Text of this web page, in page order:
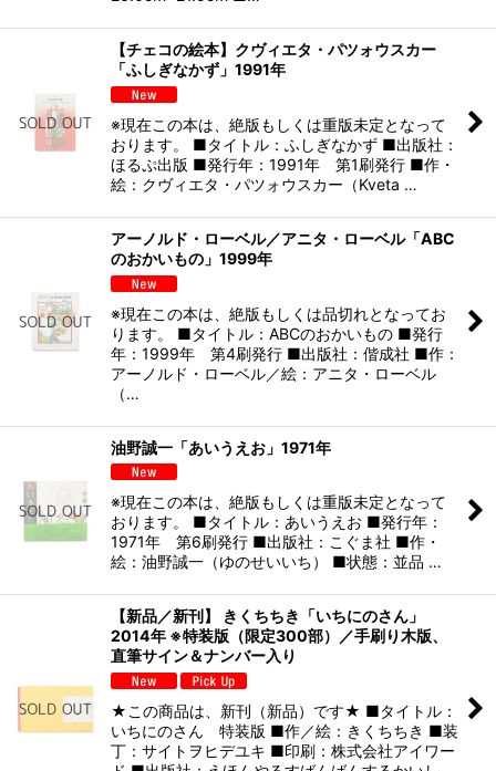
【チェコの絵本】クヴィエタ・パツォウスカー
「ふしぎなかず」1991年
※現在この本は、絶版もしくは重版未定となって
おります。 ■タイトル：ふしぎなかず ■出版社：
ほるぷ出版 ■発行年：1991年 第1刷発行 ■作・
絵：クヴィエタ・パツォウスカー（Kveta …
アーノルド・ローベル／アニタ・ローベル「ABC
のおかいもの」1999年
※現在この本は、絶版もしくは品切れとなってお
ります。 ■タイトル：ABCのおかいもの ■発行
年：1999年 第4刷発行 ■出版社：偕成社 ■作：
アーノルド・ローベル／絵：アニタ・ローベル
（…
油野誠一「あいうえお」1971年
※現在この本は、絶版もしくは重版未定となって
おります。 ■タイトル：あいうえお ■発行年：
1971年 第6刷発行 ■出版社：こぐま社 ■作・
絵：油野誠一（ゆのせいいち） ■状態：並品 …
【新品／新刊】 きくちちき「いちにのさん」
2014年 ※特装版（限定300部）／手刷り木版、
直筆サイン＆ナンバー入り
★この商品は、新刊（新品）です★ ■タイトル：
いちにのさん 特装版 ■作／絵：きくちちき ■装
丁：サイトヲヒデユキ ■印刷：株式会社アイワー